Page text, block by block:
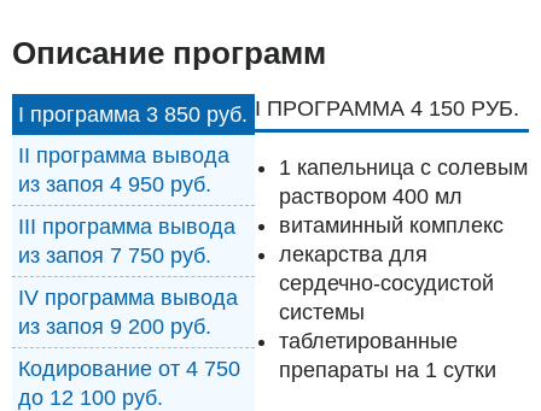
Описание программ
I программа 3 850 руб.
II программа вывода
из запоя 4 950 руб.
III программа вывода
из запоя 7 750 руб.
IV программа вывода
из запоя 9 200 руб.
Кодирование от 4 750
до 12 100 руб.
I ПРОГРАММА 4 150 РУБ.
1 капельница с солевым
раствором 400 мл
витаминный комплекс
лекарства для
сердечно-сосудистой
системы
таблетированные
препараты на 1 сутки